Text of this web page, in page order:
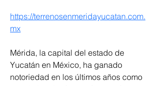
https://terrenosenmeridayucatan.com.
mx
Mérida, la capital del estado de
Yucatán en México, ha ganado
notoriedad en los últimos años como